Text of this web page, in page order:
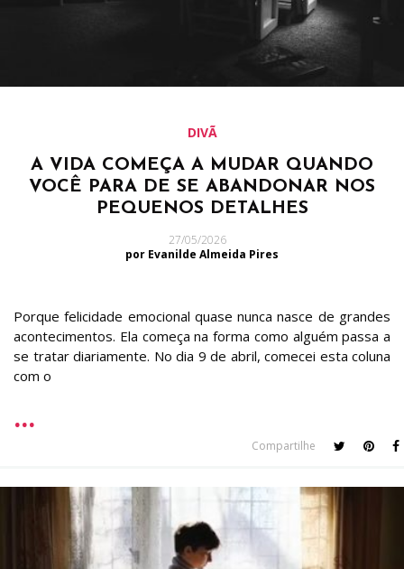
DIVÃ
A VIDA COMEÇA A MUDAR QUANDO
VOCÊ PARA DE SE ABANDONAR NOS
PEQUENOS DETALHES
27/05/2026
por Evanilde Almeida Pires
Porque felicidade emocional quase nunca nasce de grandes
acontecimentos. Ela começa na forma como alguém passa a
se tratar diariamente. No dia 9 de abril, comecei esta coluna
com o
Compartilhe